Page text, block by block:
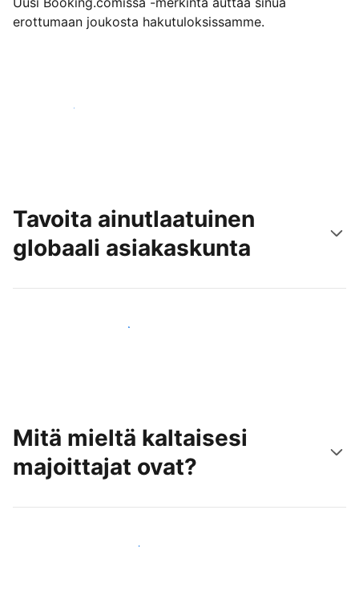
erottumaan joukosta hakutuloksissamme.
Aloita jo tänään
Tavoita ainutlaatuinen
globaali asiakaskunta
Tavoita uusia asiakkaita jo tänään
Mitä mieltä kaltaisesi
majoittajat ovat?
Liity kaltaistesi majoittajien joukkoon